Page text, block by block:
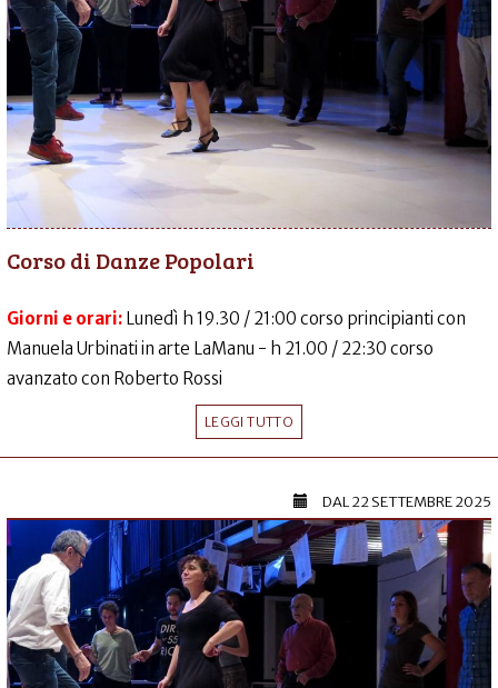
Corso di Danze Popolari
Giorni e orari: Lunedì h 19.30 / 21:00 corso principianti con
Manuela Urbinati in arte LaManu - h 21.00 / 22:30 corso
avanzato con Roberto Rossi
LEGGI TUTTO
DAL22 SETTEMBRE 2025